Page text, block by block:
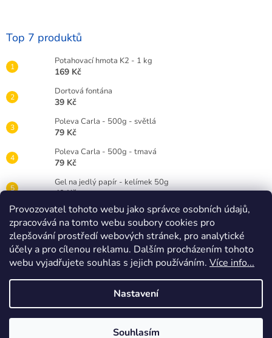
Provozovatel tohoto webu jako správce osobních údajů,
zpracovává na tomto webu soubory cookies pro
zlepšování prostředí webových stránek, pro analytické
účely a pro cílenou reklamu. Dalším procházením tohoto
webu vyjadřujete souhlas s jejich používáním. Více info...
Nastavení
Souhlasím
Top 7 produktů
Potahovací hmota K2 - 1 kg
169 Kč
Dortová fontána
39 Kč
Poleva Carla - 500g - světlá
79 Kč
Poleva Carla - 500g - tmavá
79 Kč
Gel na jedlý papír - kelímek 50g
49 Kč
Gelová barva Wilton 28g - červená RED
89 Kč
Dortová svíčka číslice bílá - 3
25 Kč
Vytvořil Shoptet
Timidekor. Všechna práva vyhrazena.